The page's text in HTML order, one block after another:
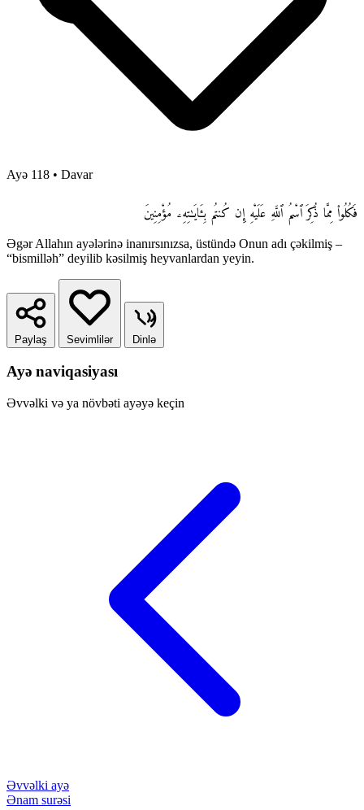
Ayə 118 • Davar
فَكُلُوا۟ مِمَّا ذُكِرَ ٱسْمُ ٱللَّهِ عَلَيْهِ إِن كُنتُم بِـَٔايَـٰتِهِۦ مُؤْمِنِينَ
Əgər Allahın ayələrinə inanırsınızsa, üstündə Onun adı çəkilmiş –
“bismilləh” deyilib kəsilmiş heyvanlardan yeyin.
Paylaş Sevimlilər Dinlə
Ayə naviqasiyası
Əvvəlki və ya növbəti ayəyə keçin
Əvvəlki ayə
Ənam surəsi